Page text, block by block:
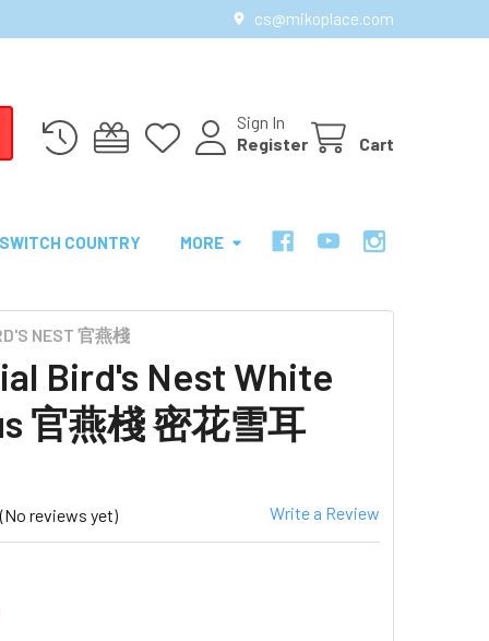
cs@mikoplace.com
Sign In
Register
Cart
SWITCH COUNTRY MORE
NEST 官燕棧
Bird's Nest White
官燕棧 密花雪耳
(No reviews yet) Write a Review